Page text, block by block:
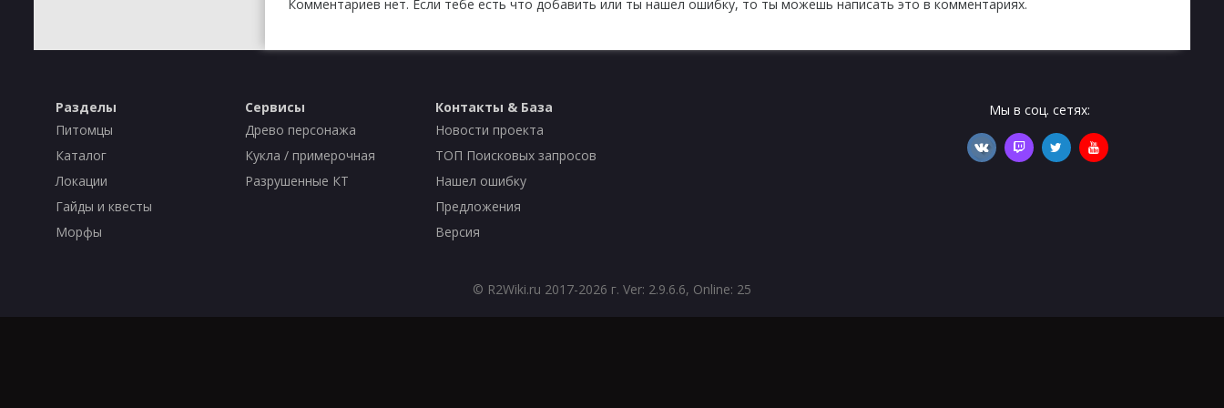
Комментариев нет. Если тебе есть что добавить или ты нашел ошибку, то ты можешь написать это в комментариях.
Разделы
Питомцы
Каталог
Локации
Гайды и квесты
Морфы
Сервисы
Древо персонажа
Кукла / примерочная
Разрушенные КТ
Контакты & База
Новости проекта
ТОП Поисковых запросов
Нашел ошибку
Предложения
Версия
Мы в соц. сетях:
© R2Wiki.ru 2017-2026 г. Ver: 2.9.6.6, Online: 25